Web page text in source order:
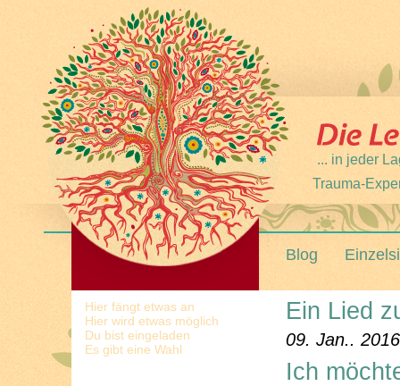
... in jeder
Trauma-
Blog
Hier fängt etwas an
Hier wird etwas möglich
Du bist eingeladen
Es gibt eine Wahl
Ein Lied
09. Jan.. 2016
Ich